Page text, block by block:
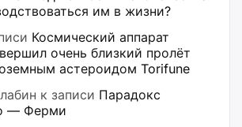
им в жизни?
Космический аппарат
очень близкий пролёт
астероидом Torifune
к записи Парадокс
— Ферми